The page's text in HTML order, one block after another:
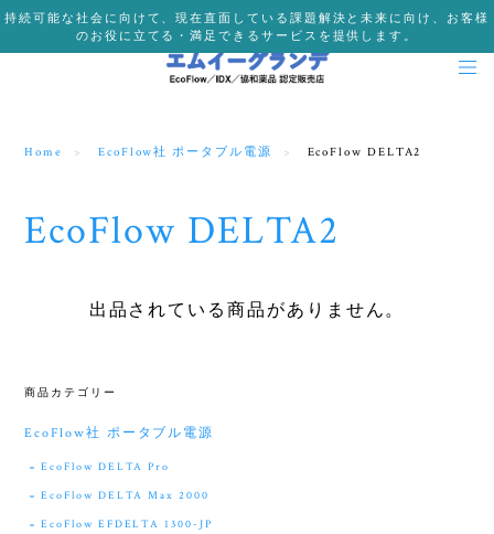
持続可能な社会に向けて、現在直面している課題解決と未来に向け、お客様
のお役に立てる・満足できるサービスを提供します。
Home EcoFlow社 ポータブル電源 EcoFlow DELTA2
EcoFlow DELTA2
出品されている商品がありません。
商品カテゴリー
EcoFlow社 ポータブル電源
EcoFlow DELTA Pro
EcoFlow DELTA Max 2000
EcoFlow EFDELTA 1300-JP